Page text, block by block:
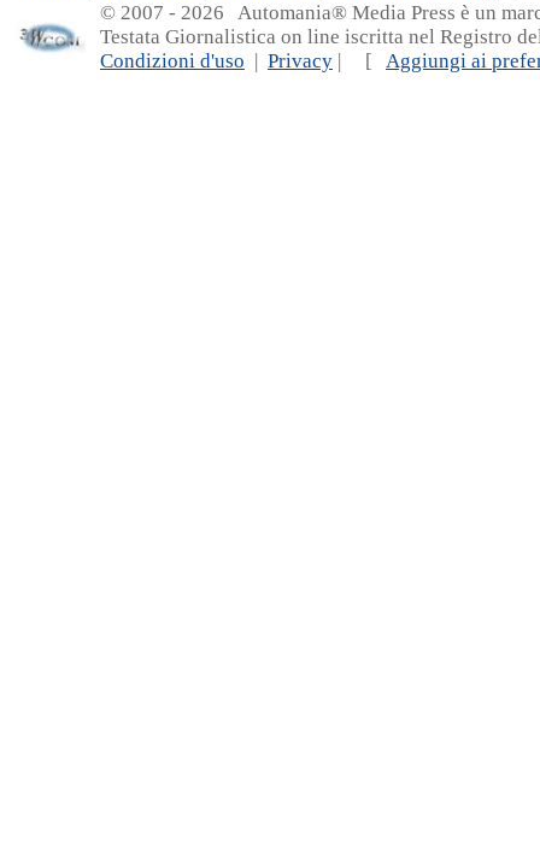
© 2007 - 2026 Automania® Media Press è un
Testata Giornalistica on line iscritta nel Registro
Condizioni d'uso | Privacy | [ Aggiungi ai